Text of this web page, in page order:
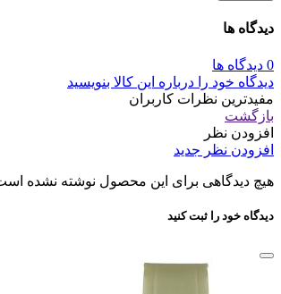
دیدگاه ها
0 دیدگاه ها
دیدگاه خود را درباره این کالا بنویسید
مفیدترین نظرات کاربران
بازگشت
افزودن نظر
افزودن نظر جدید
هیچ دیدگاهی برای این محصول نوشته نشده
دیدگاه خود را ثبت کنید